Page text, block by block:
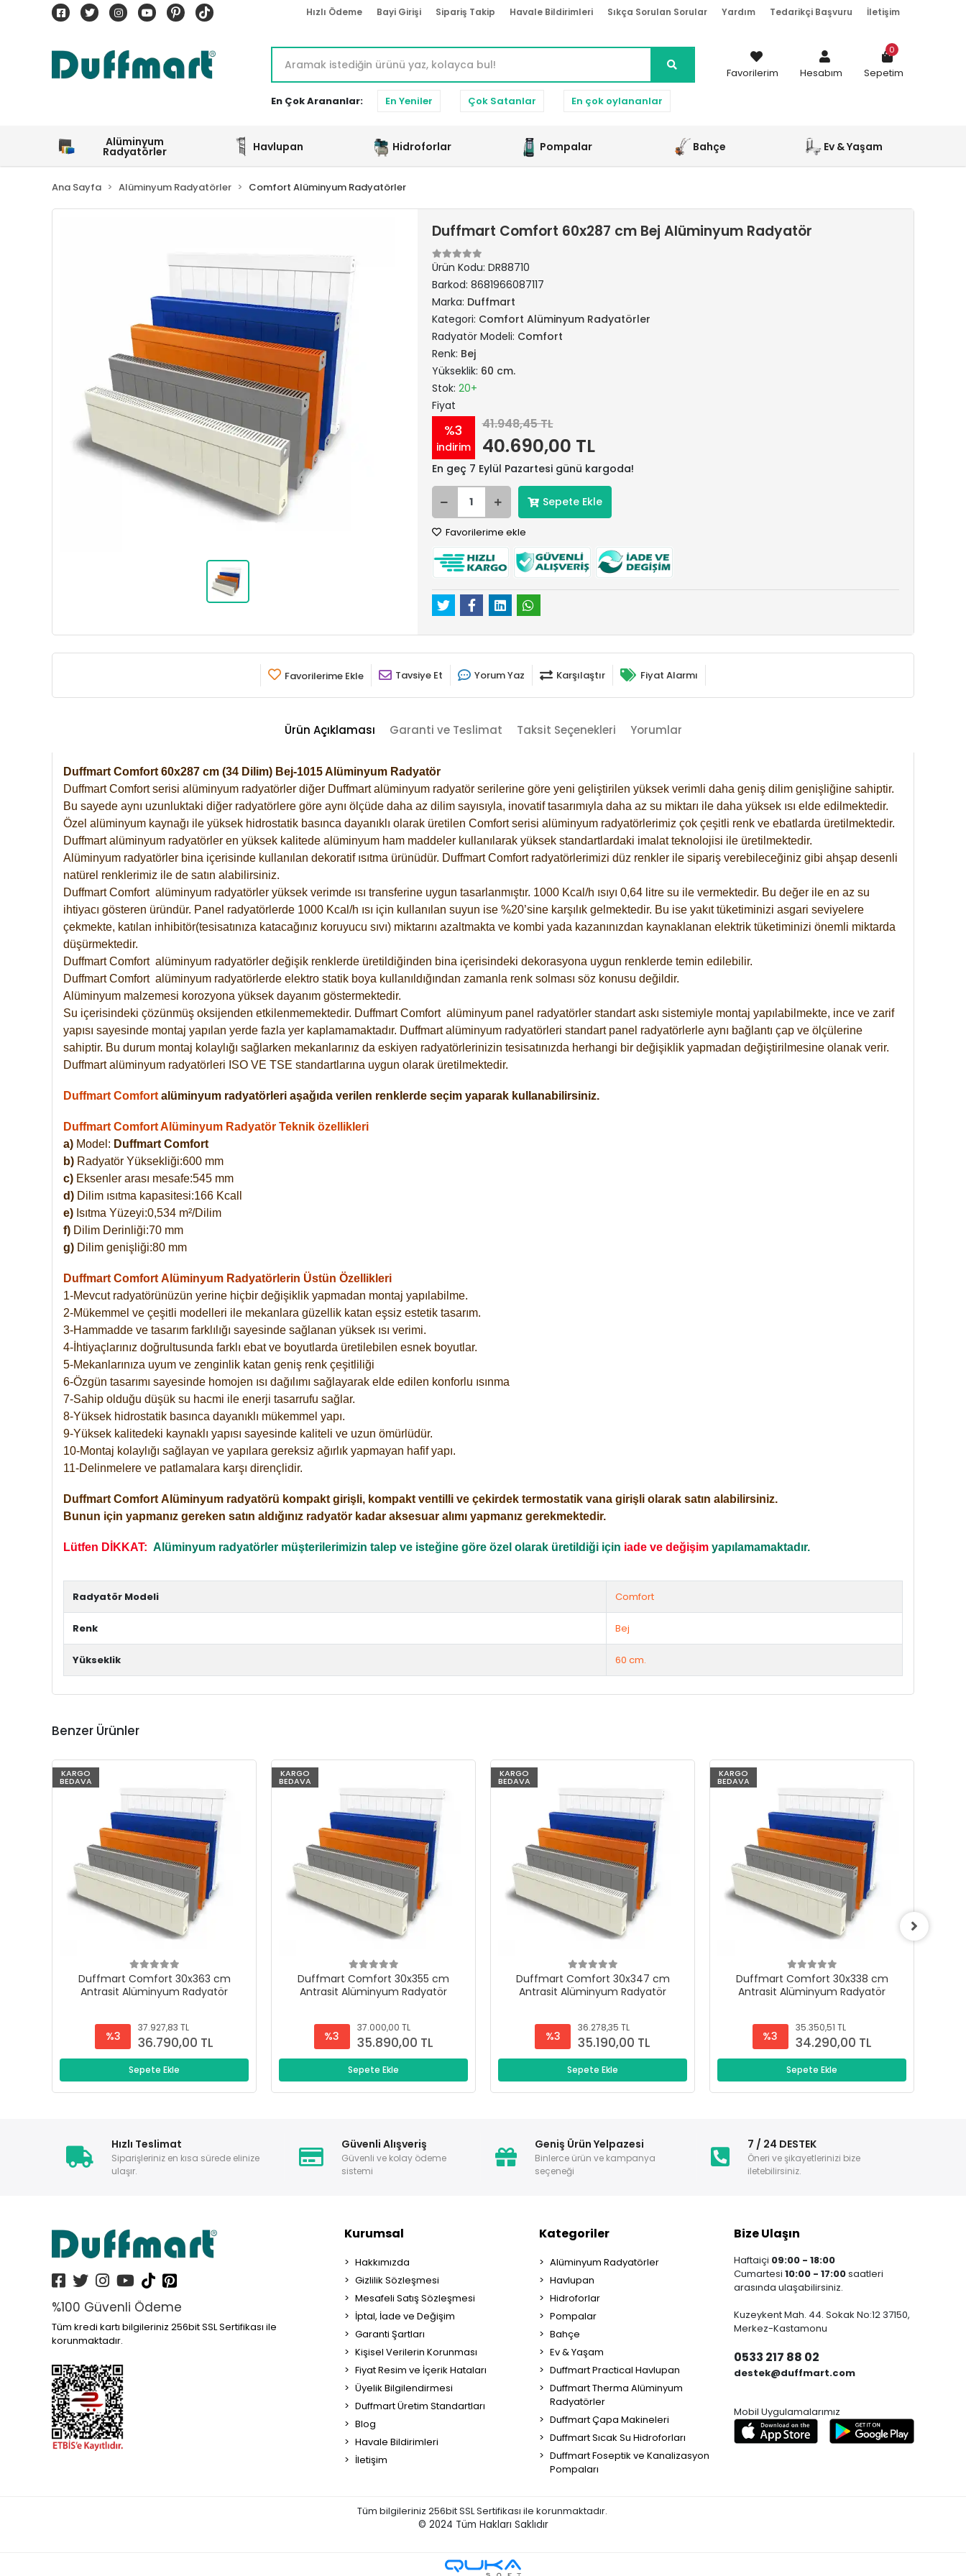
Hızlı Ödeme Bayi Girişi Sipariş Takip Havale Bildirimleri Sıkça Sorulan Sorular Yardım Tedarikçi Başvuru İletişim
En Çok Arananlar: En Yeniler Çok Satanlar En çok oylananlar
Favorilerim Hesabım Sepetim
0
Alüminyum
Radyatörler Havlupan Hidroforlar Pompalar Bahçe Ev & Yaşam
Ana Sayfa Alüminyum Radyatörler Comfort Alüminyum Radyatörler
Duffmart Comfort 60x287 cm Bej Alüminyum Radyatör
Ürün Kodu: DR88710
Barkod: 8681966087117
Marka: Duffmart
Kategori: Comfort Alüminyum Radyatörler
Radyatör Modeli: Comfort
Renk: Bej
Yükseklik: 60 cm.
Stok: 20+
Fiyat
%3
indirim
41.948,45 TL
40.690,00 TL
En geç 7 Eylül Pazartesi günü kargoda!
Sepete Ekle
Favorilerime ekle
Favorilerime Ekle Tavsiye Et Yorum Yaz Karşılaştır Fiyat Alarmı
Ürün Açıklaması Garanti ve Teslimat Taksit Seçenekleri Yorumlar
Duffmart Comfort 60x287 cm (34 Dilim) Bej-1015 Alüminyum Radyatör
Duffmart Comfort serisi alüminyum radyatörler diğer Duffmart alüminyum radyatör serilerine göre yeni geliştirilen yüksek verimli daha geniş dilim genişliğine sahiptir.
Bu sayede aynı uzunluktaki diğer radyatörlere göre aynı ölçüde daha az dilim sayısıyla, inovatif tasarımıyla daha az su miktarı ile daha yüksek ısı elde edilmektedir.
Özel alüminyum kaynağı ile yüksek hidrostatik basınca dayanıklı olarak üretilen Comfort serisi alüminyum radyatörlerimiz çok çeşitli renk ve ebatlarda üretilmektedir.
Duffmart alüminyum radyatörler en yüksek kalitede alüminyum ham maddeler kullanılarak yüksek standartlardaki imalat teknolojisi ile üretilmektedir.
Alüminyum radyatörler bina içerisinde kullanılan dekoratif ısıtma ürünüdür. Duffmart Comfort radyatörlerimizi düz renkler ile sipariş verebileceğiniz gibi ahşap desenli
natürel renklerimiz ile de satın alabilirsiniz.
Duffmart Comfort alüminyum radyatörler yüksek verimde ısı transferine uygun tasarlanmıştır. 1000 Kcal/h ısıyı 0,64 litre su ile vermektedir. Bu değer ile en az su
ihtiyacı gösteren üründür. Panel radyatörlerde 1000 Kcal/h ısı için kullanılan suyun ise %20’sine karşılık gelmektedir. Bu ise yakıt tüketiminizi asgari seviyelere
çekmekte, katılan inhibitör(tesisatınıza katacağınız koruyucu sıvı) miktarını azaltmakta ve kombi yada kazanınızdan kaynaklanan elektrik tüketiminizi önemli miktarda
düşürmektedir.
Duffmart Comfort alüminyum radyatörler değişik renklerde üretildiğinden bina içerisindeki dekorasyona uygun renklerde temin edilebilir.
DuffmartComfort alüminyum radyatörlerde elektro statik boya kullanıldığından zamanla renk solması söz konusu değildir.
Alüminyum malzemesi korozyona yüksek dayanım göstermektedir.
Su içerisindeki çözünmüş oksijenden etkilenmemektedir. DuffmartComfort alüminyum panel radyatörler standart askı sistemiyle montaj yapılabilmekte, ince ve zarif
yapısı sayesinde montaj yapılan yerde fazla yer kaplamamaktadır. Duffmart alüminyum radyatörleri standart panel radyatörlerle aynı bağlantı çap ve ölçülerine
sahiptir. Bu durum montaj kolaylığı sağlarken mekanlarınız da eskiyen radyatörlerinizin tesisatınızda herhangi bir değişiklik yapmadan değiştirilmesine olanak verir.
Duffmart alüminyum radyatörleri ISO VE TSE standartlarına uygun olarak üretilmektedir.
Duffmart Comfort alüminyum radyatörleri aşağıda verilen renklerde seçim yaparak kullanabilirsiniz.
Duffmart Comfort Alüminyum Radyatör Teknik özellikleri
a) Model: Duffmart Comfort
b) Radyatör Yüksekliği:600 mm
c) Eksenler arası mesafe:545 mm
d) Dilim ısıtma kapasitesi:166 Kcall
e) Isıtma Yüzeyi:0,534 m²/Dilim
f) Dilim Derinliği:70 mm
g) Dilim genişliği:80 mm
Duffmart Comfort Alüminyum Radyatörlerin Üstün Özellikleri
1-Mevcut radyatörünüzün yerine hiçbir değişiklik yapmadan montaj yapılabilme.
2-Mükemmel ve çeşitli modelleri ile mekanlara güzellik katan eşsiz estetik tasarım.
3-Hammadde ve tasarım farklılığı sayesinde sağlanan yüksek ısı verimi.
4-İhtiyaçlarınız doğrultusunda farklı ebat ve boyutlarda üretilebilen esnek boyutlar.
5-Mekanlarınıza uyum ve zenginlik katan geniş renk çeşitliliği
6-Özgün tasarımı sayesinde homojen ısı dağılımı sağlayarak elde edilen konforlu ısınma
7-Sahip olduğu düşük su hacmi ile enerji tasarrufu sağlar.
8-Yüksek hidrostatik basınca dayanıklı mükemmel yapı.
9-Yüksek kalitedeki kaynaklı yapısı sayesinde kaliteli ve uzun ömürlüdür.
10-Montaj kolaylığı sağlayan ve yapılara gereksiz ağırlık yapmayan hafif yapı.
11-Delinmelere ve patlamalara karşı dirençlidir.
Duffmart Comfort Alüminyum radyatörü kompakt girişli, kompakt ventilli ve çekirdek termostatik vana girişli olarak satın alabilirsiniz.
Bunun için yapmanız gereken satın aldığınız radyatör kadar aksesuar alımı yapmanız gerekmektedir.
Lütfen DİKKAT: Alüminyum radyatörler müşterilerimizin talep ve isteğine göre özel olarak üretildiği için iade ve değişim yapılamamaktadır.
Radyatör Modeli Comfort
Renk Bej
Yükseklik 60 cm.
Benzer Ürünler
KARGO
BEDAVA
Duffmart Comfort 30x363 cm
Antrasit Alüminyum Radyatör
%3
37.927,83 TL
36.790,00 TL
Sepete Ekle
KARGO
BEDAVA
Duffmart Comfort 30x355 cm
Antrasit Alüminyum Radyatör
%3
37.000,00 TL
35.890,00 TL
Sepete Ekle
KARGO
BEDAVA
Duffmart Comfort 30x347 cm
Antrasit Alüminyum Radyatör
%3
36.278,35 TL
35.190,00 TL
Sepete Ekle
KARGO
BEDAVA
Duffmart Comfort 30x338 cm
Antrasit Alüminyum Radyatör
%3
35.350,51 TL
34.290,00 TL
Sepete Ekle
Hızlı Teslimat
Siparişleriniz en kısa sürede elinize
ulaşır.
Güvenli Alışveriş
Güvenli ve kolay ödeme
sistemi
Geniş Ürün Yelpazesi
Binlerce ürün ve kampanya
seçeneği
7 / 24 DESTEK
Öneri ve şikayetlerinizi bize
iletebilirsiniz.
%100 Güvenli Ödeme
Tüm kredi kartı bilgileriniz 256bit SSL Sertifikası ile
korunmaktadır.
Kurumsal
Hakkımızda
Gizlilik Sözleşmesi
Mesafeli Satış Sözleşmesi
İptal, İade ve Değişim
Garanti Şartları
Kişisel Verilerin Korunması
Fiyat Resim ve İçerik Hataları
Üyelik Bilgilendirmesi
Duffmart Üretim Standartları
Blog
Havale Bildirimleri
İletişim
Kategoriler
Alüminyum Radyatörler
Havlupan
Hidroforlar
Pompalar
Bahçe
Ev & Yaşam
Duffmart Practical Havlupan
Duffmart Therma Alüminyum
Radyatörler
Duffmart Çapa Makineleri
Duffmart Sıcak Su Hidroforları
Duffmart Foseptik ve Kanalizasyon
Pompaları
Bize Ulaşın
Haftaiçi 09:00 - 18:00
Cumartesi 10:00 - 17:00saatleri
arasında ulaşabilirsiniz.
Kuzeykent Mah. 44. Sokak No:12 37150,
Merkez-Kastamonu
0533 217 88 02
destek@duffmart.com
Mobil Uygulamalarımız
Tüm bilgileriniz 256bit SSL Sertifikası ile korunmaktadır.
© 2024 Tüm Hakları Saklıdır